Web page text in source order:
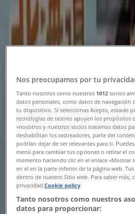
レストランの川崎市チラシ
新規
8月5日（水）スタート！
ます！
8/19 日まで有効川崎市
びっくりドンキー
排他的な取引と掘り出し
9/15 日まで有効川崎市
Nos preocupamos por tu
Tanto nosotros como nuestros 1012 socios
datos personales, como datos de navegación
tu dispositivo. Si seleccionas Acepto, estarás
tecnologías de rastreo apoyen los propósitos
«nosotros y nuestros socios tratamos datos
deshabilitan los rastreadores, parte del
podrían dejar de ser relevantes para ti.
menú para cambiar tus opciones o retirar el
momento haciendo clic en el enlace «Mostrar
en el en la parte inferior de la página web.
dentro de nuestro Sitio web. Para saber más,
privacidad.Cookie policy
Tanto nosotros como nuestros
datos para proporcionar: